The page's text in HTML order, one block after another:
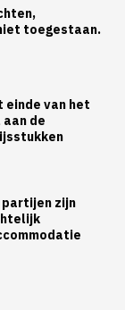
toegestaan.
einde van het
de
partijen zijn